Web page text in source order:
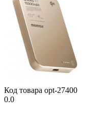
Код товара opt-27400
0.0